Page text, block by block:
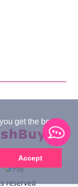
get the best
Accept
reserved